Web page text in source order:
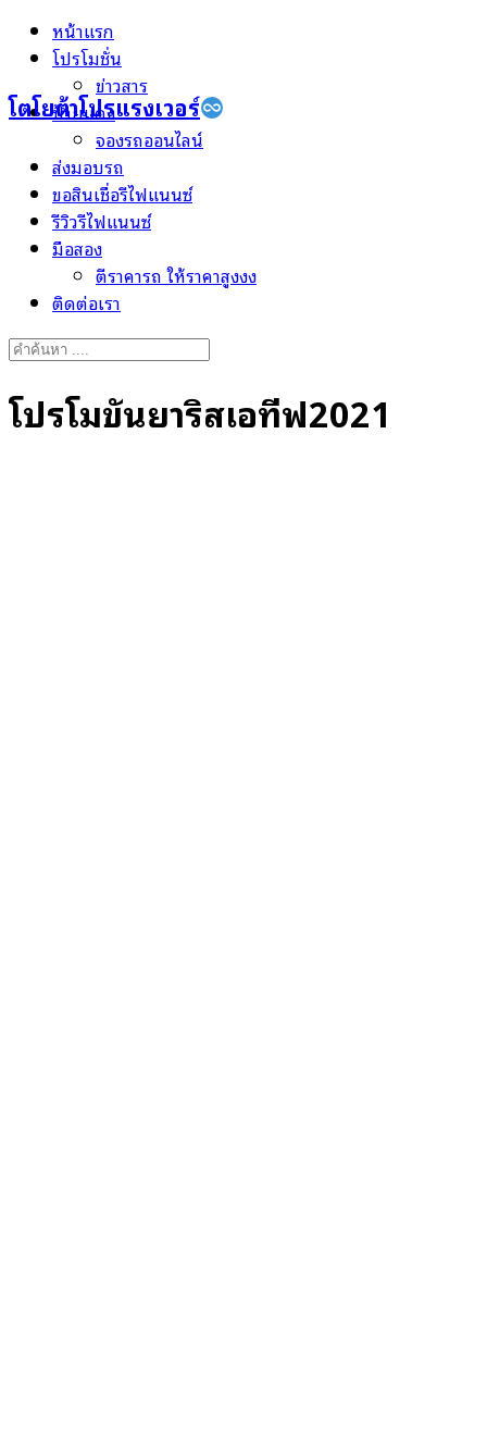
Skip
โตโยต้าโปรแรงเวอร์
หน้าแรก
โปรโมชั่น
ข่าวสาร
ป้ายแดง
จองรถออนไลน์
ส่งมอบรถ
ขอสินเชื่อรีไฟแนนซ์
รีวิวรีไฟแนนซ์
มือสอง
ตีราคารถ ให้ราคาสูงงง
ติดต่อเรา
Search
โปรโมขั่นยาริสเอทีฟ2021